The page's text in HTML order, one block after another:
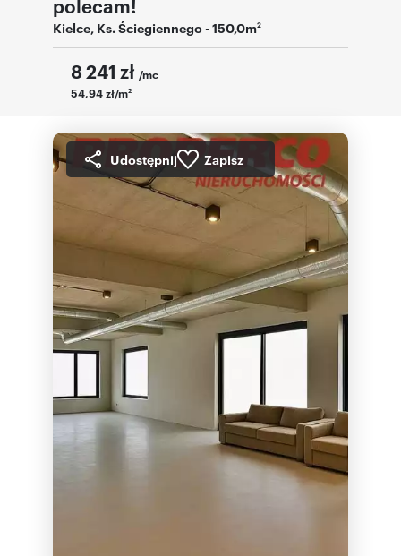
polecam!
Kielce, Ks. Ściegiennego- 150,0m2
8 241 zł /mc
54,94 zł/m2
Udostępnij Zapisz